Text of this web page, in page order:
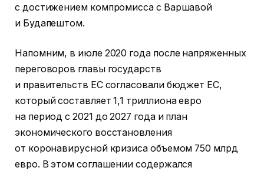
с достижением компромисса с Варшавой
и Будапештом.
Напомним, в июле 2020 года после напряженных
переговоров главы государств
и правительств ЕС согласовали бюджет ЕС,
который составляет 1,1 триллиона евро
на период с 2021 до 2027 года и план
экономического восстановления
от коронавирусной кризиса объемом 750 млрд
евро. В этом соглашении содержался